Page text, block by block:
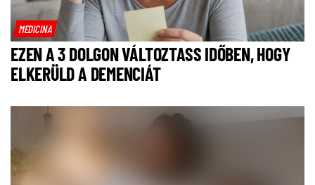
MEDICINA
EZEN A 3 DOLGON VÁLTOZTASS IDŐBEN, HOGY
ELKERÜLD A DEMENCIÁT